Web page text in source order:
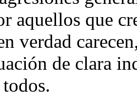
aquellos que
verdad
de clara